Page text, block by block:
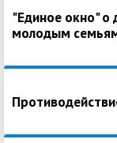
"Единое окно"
молодым